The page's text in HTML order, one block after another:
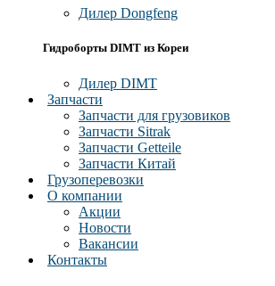
Дилер Dongfeng
Гидроборты DIMT из Кореи
Дилер DIMT
Запчасти
Запчасти для грузовиков
Запчасти Sitrak
Запчасти Getteile
Запчасти Китай
Грузоперевозки
О компании
Акции
Новости
Вакансии
Контакты